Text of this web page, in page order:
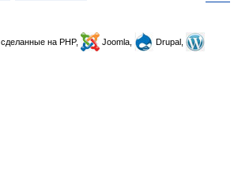
, сделанные на PHP, Joomla,
Drupal,